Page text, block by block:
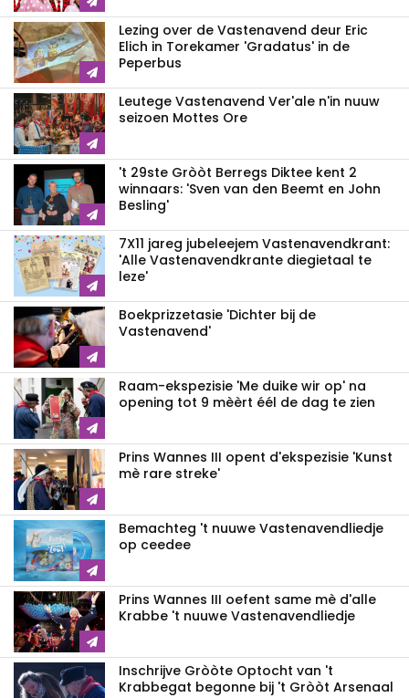
Lezing over de Vastenavend deur Eric
Elich in Torekamer 'Gradatus' in de
Peperbus
Leutege Vastenavend Ver'ale n'in nuuw
seizoen Mottes Ore
't 29ste Gròòt Berregs Diktee kent 2
winnaars: 'Sven van den Beemt en John
Besling'
7X11 jareg jubeleejem Vastenavendkrant:
'Alle Vastenavendkrante diegietaal te
leze'
Boekprizzetasie 'Dichter bij de
Vastenavend'
Raam-ekspezisie 'Me duike wir op' na
opening tot 9 mèèrt éél de dag te zien
Prins Wannes III opent d'ekspezisie 'Kunst
mè rare streke'
Bemachteg 't nuuwe Vastenavendliedje
op ceedee
Prins Wannes III oefent same mè d'alle
Krabbe 't nuuwe Vastenavendliedje
Inschrijve Gròòte Optocht van 't
Krabbegat begonne bij 't Gròòt Arsenaal